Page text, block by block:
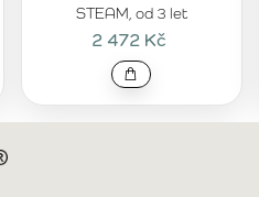
STEAM, od 3 let
2 472 Kč